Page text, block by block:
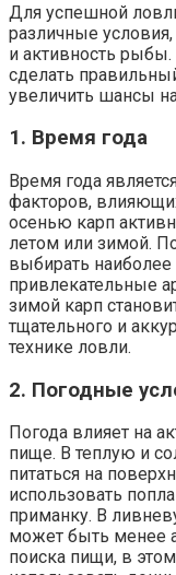
Для успешной
различные
и активность
сделать
увеличить шансы
1. Время года
Время года
факторов,
осенью карп
летом или зимой.
выбирать
привлекательные
зимой карп
тщательного и
технике ловли.
2. Погодные
Погода влияет на
пище. В теплую и
питаться на
использовать
приманку. В
может быть менее
поиска пищи, в